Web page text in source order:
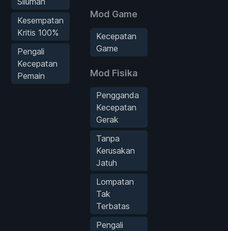
Kesempatan
Kritis 100%
Pengali
Kecepatan
Pemain
Mod Game
Kecepatan
Game
Mod Fisika
Pengganda
Kecepatan
Gerak
Tanpa
Kerusakan
Jatuh
Lompatan
Tak
Terbatas
Pengali